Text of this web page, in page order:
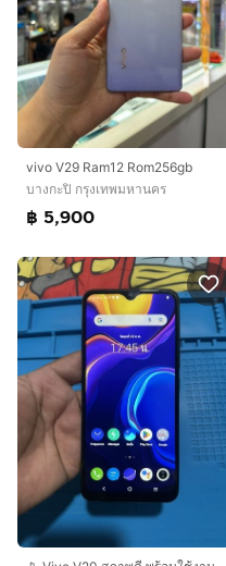
vivo V29 Ram12 Rom256gb
บางกะปิ กรุงเทพมหานคร
฿ 5,900